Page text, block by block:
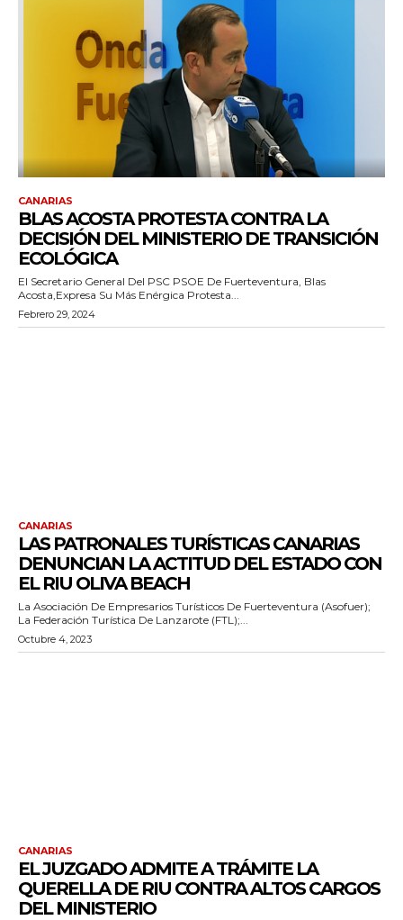
CANARIAS
BLAS ACOSTA PROTESTA CONTRA LA
DECISIÓN DEL MINISTERIO DE TRANSICIÓN
ECOLÓGICA
El Secretario General Del PSC PSOE De Fuerteventura, Blas
Acosta,expresa Su Más Enérgica Protesta...
Febrero 29, 2024
CANARIAS
LAS PATRONALES TURÍSTICAS CANARIAS
DENUNCIAN LA ACTITUD DEL ESTADO CON
EL RIU OLIVA BEACH
La Asociación De Empresarios Turísticos De Fuerteventura (Asofuer);
La Federación Turística De Lanzarote (FTL);...
Octubre 4, 2023
CANARIAS
EL JUZGADO ADMITE A TRÁMITE LA
QUERELLA DE RIU CONTRA ALTOS CARGOS
DEL MINISTERIO